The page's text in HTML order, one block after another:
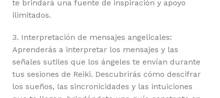
te brindará una fuente de inspiración y apoyo
ilimitados.
3. Interpretación de mensajes angelicales:
Aprenderás a interpretar los mensajes y las
señales sutiles que los ángeles te envían durante
tus sesiones de Reiki. Descubrirás cómo descifrar
los sueños, las sincronicidades y las intuiciones